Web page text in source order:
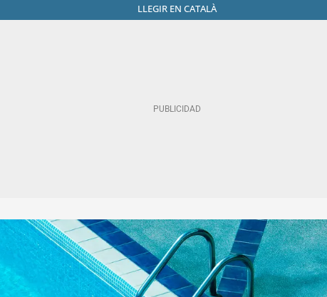
LLEGIR EN CATALÀ